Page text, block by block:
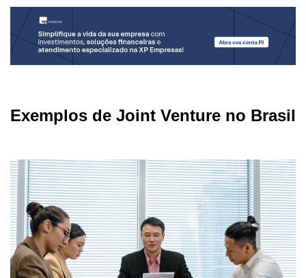
Exemplos de Joint Venture no Brasil